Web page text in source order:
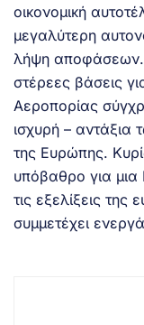
οικονομική
μεγαλύτερη
λήψη αποφάσεων.
στέρεες βάσεις
Αεροπορίας
ισχυρή –
της Ευρώπης.
υπόβαθρο για
τις εξελίξεις
συμμετέχει